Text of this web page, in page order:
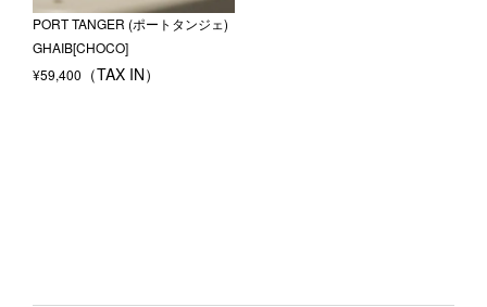
PORT TANGER (ポートタンジェ)
GHAIB[CHOCO]
¥59,400